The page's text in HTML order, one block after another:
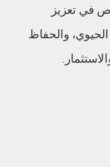
في تعزيز
الحيوي، والحفاظ